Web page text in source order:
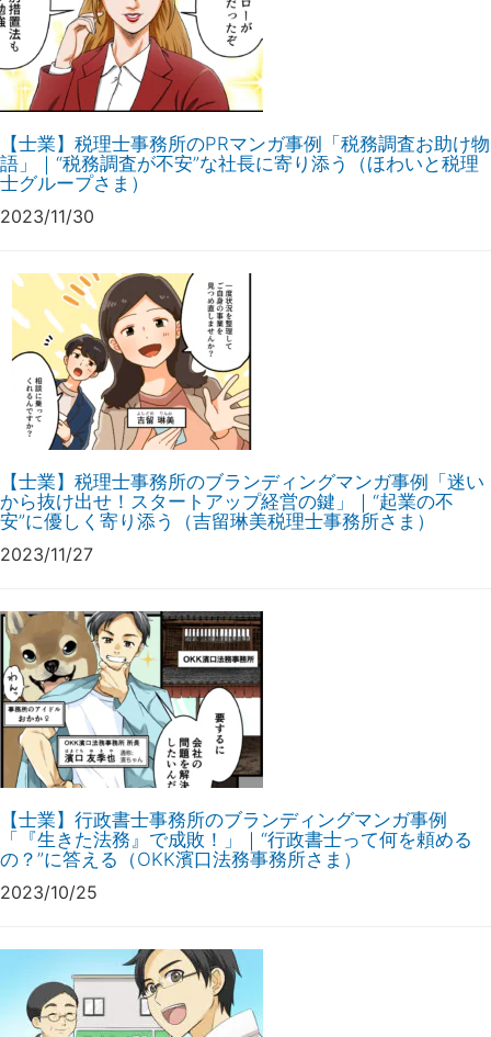
【士業】税理士事務所のPRマンガ事例「税務調査お助け物
語」｜“税務調査が不安”な社長に寄り添う（ほわいと税理
士グループさま）
2023/11/30
【士業】税理士事務所のブランディングマンガ事例「迷い
から抜け出せ！スタートアップ経営の鍵」｜“起業の不
安”に優しく寄り添う（吉留琳美税理士事務所さま）
2023/11/27
【士業】行政書士事務所のブランディングマンガ事例
「『生きた法務』で成敗！」｜“行政書士って何を頼める
の？”に答える（OKK濱口法務事務所さま）
2023/10/25